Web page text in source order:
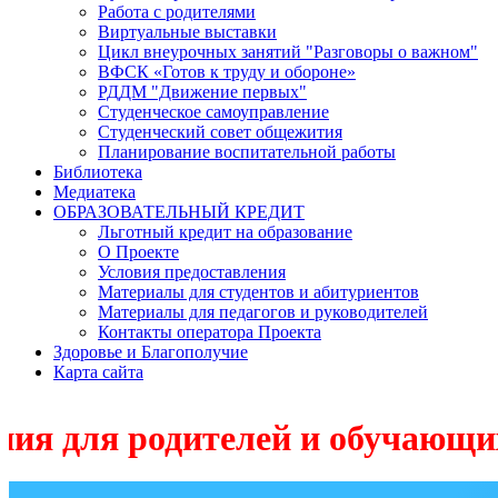
Работа с родителями
Виртуальные выставки
Цикл внеурочных занятий "Разговоры о важном"
ВФСК «Готов к труду и обороне»
РДДМ "Движение первых"
Студенческое самоуправление
Студенческий совет общежития
Планирование воспитательной работы
Библиотека
Медиатека
ОБРАЗОВАТЕЛЬНЫЙ КРЕДИТ
Льготный кредит на образование
О Проекте
Условия предоставления
Материалы для студентов и абитуриентов
Материалы для педагогов и руководителей
Контакты оператора Проекта
Здоровье и Благополучие
Карта сайта
и обучающихся